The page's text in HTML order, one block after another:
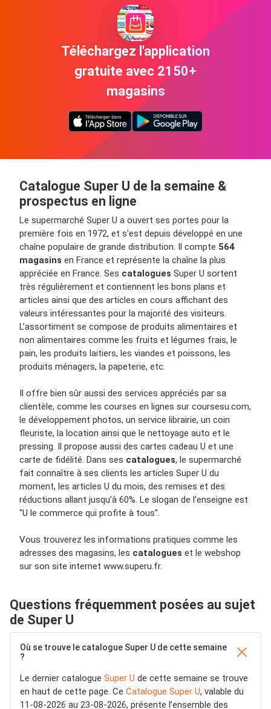
Téléchargez l'application
gratuite avec 2150+
magasins
Catalogue Super U de la semaine &
prospectus en ligne
Le supermarché Super U a ouvert ses portes pour la
première fois en 1972, et s'est depuis développé en une
chaîne populaire de grande distribution. Il compte 564
magasins en France et représente la chaîne la plus
appréciée en France. Ses catalogues Super U sortent
très régulièrement et contiennent les bons plans et
articles ainsi que des articles en cours affichant des
valeurs intéressantes pour la majorité des visiteurs.
L’assortiment se compose de produits alimentaires et
non alimentaires comme les fruits et légumes frais, le
pain, les produits laitiers, les viandes et poissons, les
produits ménagers, la papeterie, etc.
Il offre bien sûr aussi des services appréciés par sa
clientèle, comme les courses en lignes sur coursesu.com,
le développement photos, un service librairie, un coin
fleuriste, la location ainsi que le nettoyage auto et le
pressing. Il propose aussi des cartes cadeau U et une
carte de fidélité. Dans ses catalogues, le supermarché
fait connaître à ses clients les articles Super U du
moment, les articles U du mois, des remises et des
réductions allant jusqu’à 60%. Le slogan de l’enseigne est
''U le commerce qui profite à tous''.
Vous trouverez les informations pratiques comme les
adresses des magasins, les catalogues et le webshop
sur son site internet www.superu.fr.
Questions fréquemment posées au sujet
de Super U
Où se trouve le catalogue Super U de cette semaine
?
Le dernier catalogue Super U de cette semaine se trouve
en haut de cette page. Ce Catalogue Super U, valable du
11-08-2026 au 23-08-2026, présente l’ensemble des